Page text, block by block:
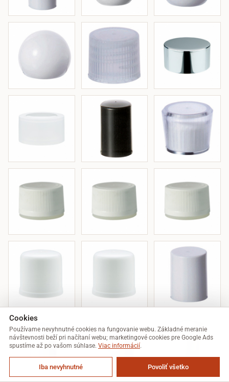
Cookies
Používame nevyhnutné cookies na fungovanie webu. Základné meranie
návštevnosti beží pri načítaní webu; marketingové cookies pre Google Ads
spustíme až po vašom súhlase. Viac informácií.
Iba nevyhnutné Povoliť všetko